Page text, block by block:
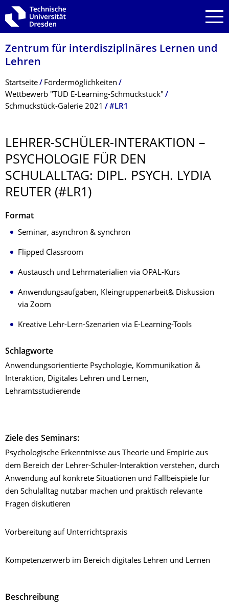
Zur Hauptnavigation springen
Zur Suche springen
Zum Inhalt springen
Zentrum für interdisziplinäres Lernen und
Lehren
Breadcrumb-Menü
Startseite
Fördermöglichkeiten
Wettbewerb "TUD E-Learning-Schmuckstück"
Schmuckstück-Galerie 2021
#LR1
LEHRER-SCHÜLER-INTERAKTION –
PSYCHOLOGIE FÜR DEN
SCHULALLTAG: DIPL. PSYCH. LYDIA
REUTER (#LR1)
Format
Seminar, asynchron & synchron
Flipped Classroom
Austausch und Lehrmaterialien via OPAL-Kurs
Anwendungsaufgaben, Kleingruppenarbeit& Diskussion
via Zoom
Kreative Lehr-Lern-Szenarien via E-Learning-Tools
Schlagworte
Anwendungsorientierte Psychologie, Kommunikation &
Interaktion, Digitales Lehren und Lernen,
Lehramtsstudierende
Ziele des Seminars:
Psychologische Erkenntnisse aus Theorie und Empirie aus
dem Bereich der Lehrer-Schüler-Interaktion verstehen, durch
Anwendung auf konkrete Situationen und Fallbeispiele für
den Schulalltag nutzbar machen und praktisch relevante
Fragen diskutieren
Vorbereitung auf Unterrichtspraxis
Kompetenzerwerb im Bereich digitales Lehren und Lernen
Beschreibung